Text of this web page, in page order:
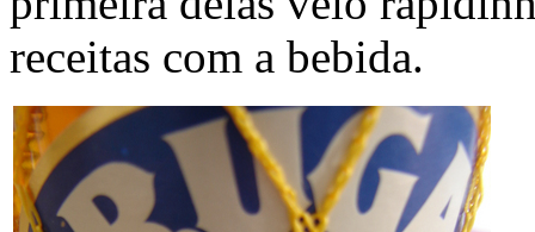
receitas com a bebida.